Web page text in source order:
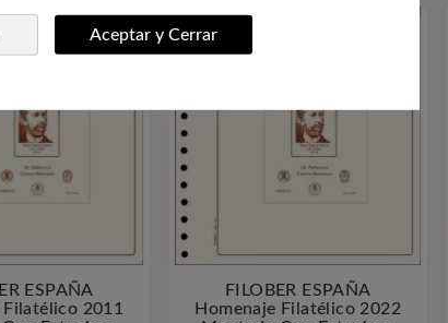
Aceptar y Cerrar

ESPAÑA
Filatélico 2011
 
FILOBER ESPAÑA
Homenaje Filatélico 2022